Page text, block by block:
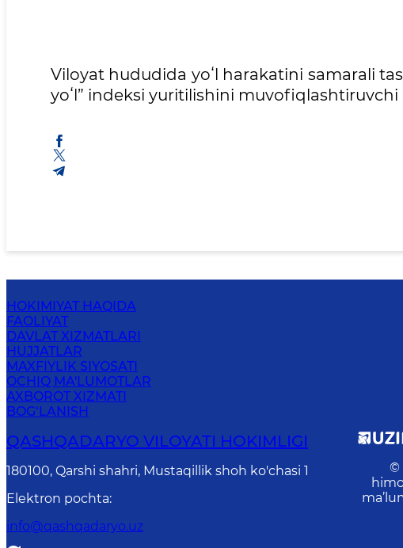
Viloyat hududida yoʻl harakatini samarali
yoʻl” indeksi yuritilishini
HOKIMIYAT HAQIDA
FAOLIYAT
DAVLAT XIZMATLARI
HUJJATLAR
MAXFIYLIK SIYOSATI
OCHIQ MA'LUMOTLAR
AXBOROT XIZMATI
BOG‘LANISH
QASHQADARYO VILOYATI HОKIMLIGI
180100, Qаrshi shаhri, Mustаqillik shoh ko'chasi 1
Elektron pochta:
info@qashqadaryo.uz
©